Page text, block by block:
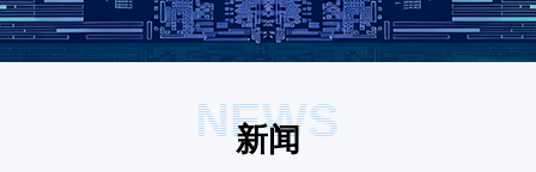
NEWS
新闻